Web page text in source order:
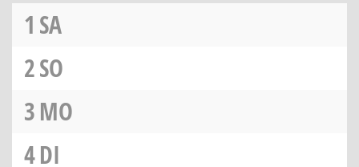
1 SA
2SO
3MO
4DI